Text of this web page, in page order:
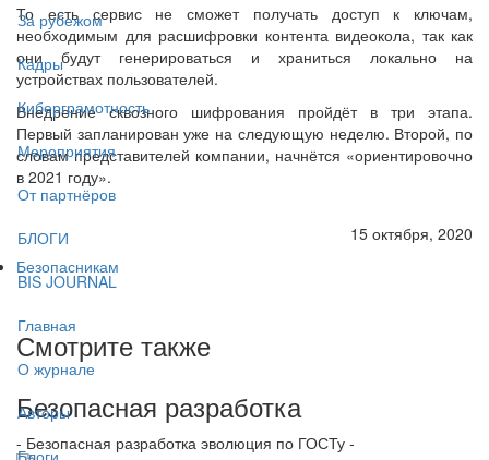
За рубежом
Кадры
Киберграмотность
Мероприятия
От партнёров
БЛОГИ
BIS JOURNAL
Главная
О журнале
Авторы
Блоги
То есть сервис не сможет получать доступ к ключам,
необходимым для расшифровки контента видеокола, так как
они будут генерироваться и храниться локально на
устройствах пользователей.
Внедрение сквозного шифрования пройдёт в три этапа.
Первый запланирован уже на следующую неделю. Второй, по
словам представителей компании, начнётся «ориентировочно
в 2021 году».
15 октября, 2020
Безопасникам
Смотрите также
Безопасная разработка
- Безопасная разработка эволюция по ГОСТу -